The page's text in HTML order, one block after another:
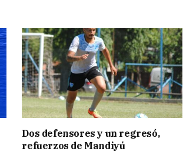
Dos defensores y un regresó,
refuerzos de Mandiyú